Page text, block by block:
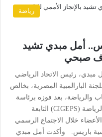
رياضة
أمل مبدي تشيد
صبحي
مبدي، رئيس الاتحاد الرياضي
البارالمبية المصرية، بخالص
والرياضة، بعد فوزه برئاسة
اللجنة الحكومية الدولية للتربية البدنية والرياضة (CIGEPS) التابعة
خلال الاجتماع الرسمي
باريس. وأكدت أمل مبدي